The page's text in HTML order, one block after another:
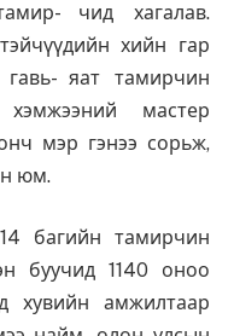
чид хагалав.
хийн гар
яат тамирчин
мастер
мэр гэнээ сорьж,
юм.
багийн тамирчин
буучид 1140 оноо
хувийн амжилтаар